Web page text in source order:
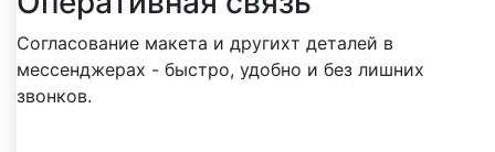
Согласование макета и другихт деталей в
мессенджерах - быстро, удобно и без лишних
звонков.